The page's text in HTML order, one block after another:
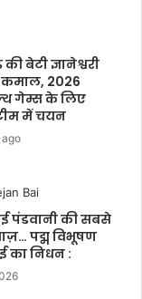
ISRO तकनीक से
बेटी ज्ञानेश्वरी
कमाल, 2026
गेम्स के लिए
में चयन
पंडवानी की सबसे
पद्म विभूषण
का निधन :